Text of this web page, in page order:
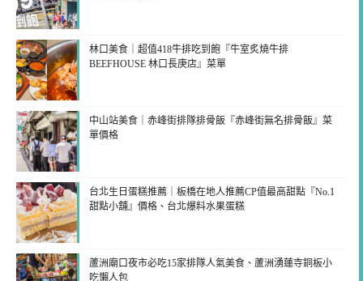
林口美食｜超值418牛排吃到飽『牛室炙燒牛排
BEEFHOUSE 林口長庚店』菜單
中山站美食｜赤峰街排隊排骨飯『赤峰街無名排骨飯』菜
單價格
台北生日蛋糕推薦｜板橋在地人推薦CP值最高甜點『No.1
甜點小舖』價格、台北爆料水果蛋糕
蘆洲廟口夜市必吃15家排隊人氣美食、蘆洲湧蓮寺銅板小
吃懶人包